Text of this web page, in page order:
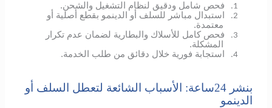
1. فحص شامل ودقيق لنظام التشغيل والشحن.
2.
استبدال مباشر للسلف أو الدينمو بقطع أصلية أو
معتمدة.
3.
فحص كامل للأسلاك والبطارية لضمان عدم تكرار
المشكلة.
4. استجابة فورية خلال دقائق من طلب الخدمة.
بنشر 24ساعة: الأسباب الشائعة لتعطل السلف أو
الدينمو